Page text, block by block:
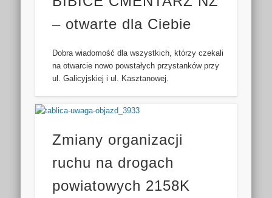
– otwarte dla Ciebie
Dobra wiadomość dla wszystkich, którzy czekali
na otwarcie nowo powstałych przystanków przy
ul. Galicyjskiej i ul. Kasztanowej.
Zmiany organizacji
ruchu na drogach
powiatowych 2158K